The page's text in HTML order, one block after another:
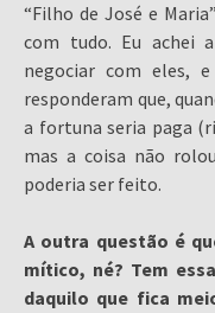
“Filho de José e
com tudo. Eu achei
negociar com eles,
responderam que,
a fortuna seria paga
mas a coisa não
poderia ser feito.
A outra questão é
mítico, né? Tem
daquilo que fica